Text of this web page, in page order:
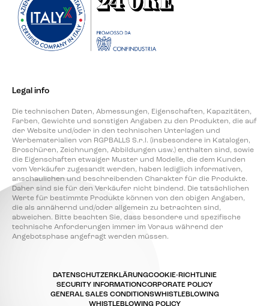
Legal info
Die technischen Daten, Abmessungen, Eigenschaften, Kapazitäten,
Farben, Gewichte und sonstigen Angaben zu den Produkten, die auf
der Website und/oder in den technischen Unterlagen und
Werbematerialien von RGPBALLS S.r.l. (insbesondere in Katalogen,
Broschüren, Zeichnungen, Abbildungen usw.) enthalten sind, sowie
die Eigenschaften etwaiger Muster und Modelle, die dem Kunden
vom Verkäufer zugesandt werden, haben lediglich informativen,
anschaulichen und beschreibenden Charakter für die Produkte.
Daher sind sie für den Verkäufer nicht bindend. Die tatsächlichen
Werte für bestimmte Produkte können von den obigen Angaben,
die als annähernd und/oder allgemein zu betrachten sind,
abweichen. Bitte beachten Sie, dass besondere und spezifische
technische Anforderungen immer im Voraus während der
Angebotsphase angefragt werden müssen.
DATENSCHUTZERKLÄRUNGCOOKIE-RICHTLINIE
SECURITY INFORMATIONCORPORATE POLICY
GENERAL SALES CONDITIONSWHISTLEBLOWING
WHISTLEBLOWING POLICY